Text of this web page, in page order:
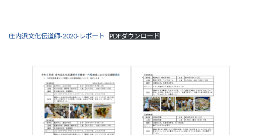
庄内浜文化伝道師-2020-レポート PDFダウンロード